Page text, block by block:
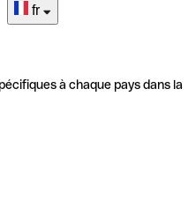
fr
à chaque pays dans la